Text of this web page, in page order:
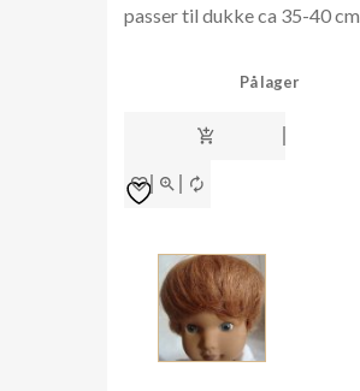
passer til dukke ca 35-40 cm
På lager
dukkeparykk
dp23-
antall